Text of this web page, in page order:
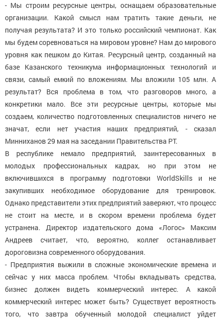
- Мы строим ресурсные центры, оснащаем образовательные
организации. Какой смысл нам тратить такие деньги, не
получая результата? И это только российский чемпионат. Как
мы будем соревноваться на мировом уровне? Нам до мирового
уровня как пешком до Китая. Ресурсный центр, созданный на
базе Казанского техникума информационных технологий и
связи, самый емкий по вложениям. Мы вложили 105 млн. А
результат? Вся проблема в том, что разговоров много, а
конкретики мало. Все эти ресурсные центры, которые мы
создаем, количество подготовленных специалистов ничего не
значат, если нет участия наших предприятий, - сказал
Минниханов 29 мая на заседании Правительства РТ.
В республике немало предприятий, заинтересованных в
молодых профессиональных кадрах, но при этом не
включившихся в программу подготовки WorldSkills и не
закупивших необходимое оборудование для тренировок.
Однако представители этих предприятий заверяют, что процесс
не стоит на месте, и в скором времени проблема будет
устранена. Директор издательского дома «Логос» Максим
Андреев считает, что, вероятно, коллег останавливает
дороговизна современного оборудования.
- Предприятия выжили в сложные экономические времена и
сейчас у них масса проблем. Чтобы вкладывать средства,
бизнес должен видеть коммерческий интерес. А какой
коммерческий интерес может быть? Существует вероятность
того, что завтра обученный молодой специалист уйдет